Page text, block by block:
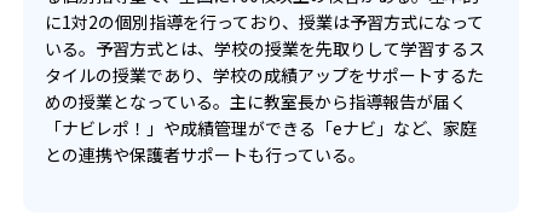
とで、学力の定着を図る）
02
オリジナルテキストは教科書の出版社別に作成
に1対2の個別指導を行っており、授業は予習方式になって
いる。予習方式とは、学校の授業を先取りして学習するス
タイルの授業であり、学校の成績アップをサポートするた
めの授業となっている。主に教室長から指導報告が届く
「ナビレポ！」や成績管理ができる「eナビ」など、家庭
との連携や保護者サポートも行っている。